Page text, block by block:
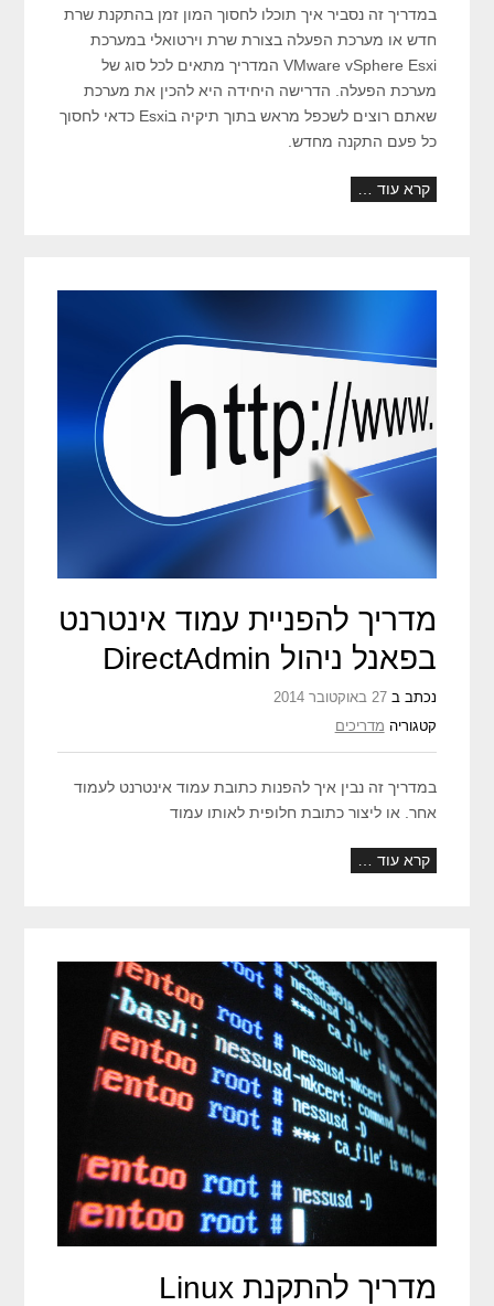
במדריך זה נסביר איך תוכלו לחסוך המון זמן בהתקנת שרת
חדש או מערכת הפעלה בצורת שרת וירטואלי במערכת
VMware vSphere Esxi המדריך מתאים לכל סוג של
מערכת הפעלה. הדרישה היחידה היא להכין את מערכת
שאתם רוצים לשכפל מראש בתוך תיקיה בEsxi כדאי לחסוך
כל פעם התקנה מחדש.
קרא עוד …
מדריך להפניית עמוד אינטרנט
בפאנל ניהול DirectAdmin
נכתב ב27 באוקטובר 2014
קטגוריה מדריכים
במדריך זה נבין איך להפנות כתובת עמוד אינטרנט לעמוד
אחר. או ליצור כתובת חלופית לאותו עמוד
קרא עוד …
מדריך להתקנת Linux